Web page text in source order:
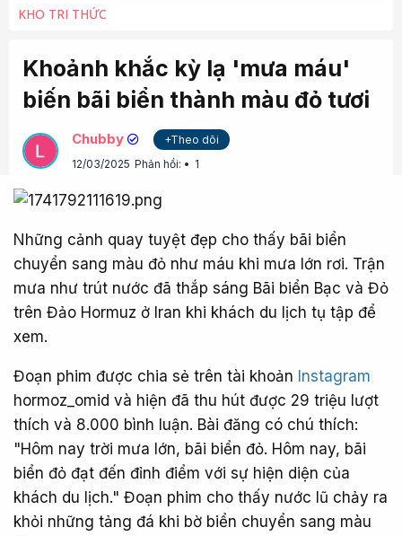
KHO TRI THỨC
Khoảnh khắc kỳ lạ 'mưa máu'
biến bãi biển thành màu đỏ tươi
Chubby
+Theo dõi
12/03/2025 Phản hồi: 1
Những cảnh quay tuyệt đẹp cho thấy bãi biển
chuyển sang màu đỏ như máu khi mưa lớn rơi. Trận
mưa như trút nước đã thắp sáng Bãi biển Bạc và Đỏ
trên Đảo Hormuz ở Iran khi khách du lịch tụ tập để
xem.
Đoạn phim được chia sẻ trên tài khoản Instagram
hormoz_omid và hiện đã thu hút được 29 triệu lượt
thích và 8.000 bình luận. Bài đăng có chú thích:
"Hôm nay trời mưa lớn, bãi biển đỏ. Hôm nay, bãi
biển đỏ đạt đến đỉnh điểm với sự hiện diện của
khách du lịch." Đoạn phim cho thấy nước lũ chảy ra
khỏi những tảng đá khi bờ biển chuyển sang màu